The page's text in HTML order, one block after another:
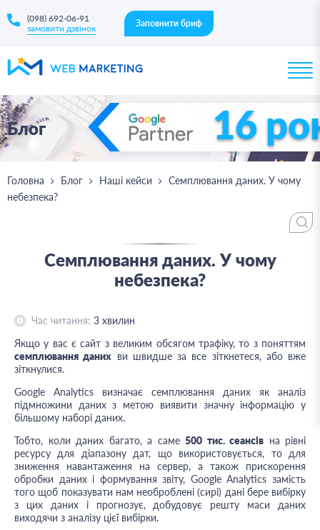
(098) 692-06-91
замовити дзвінок
Заповнити бриф
Блог 16
Головна Блог Наші кейси
Семплювання даних. У чому
небезпека?
Семплювання даних. У чому
небезпека?
Час читання: 3 хвилин
Якщо у вас є сайт з великим обсягом трафіку, то з поняттям
семплювання даних ви швидше за все зіткнетеся, або вже
зіткнулися.
Google Analytics визначає семплювання даних як аналіз
підмножини даних з метою виявити значну інформацію у
більшому наборі даних.
Тобто, коли даних багато, а саме 500 тис. сеансів на рівні
ресурсу для діапазону дат, що використовується, то для
зниження навантаження на сервер, а також прискорення
обробки даних і формування звіту, Google Analytics замість
того щоб показувати нам необроблені (сирі) дані бере вибірку
з цих даних і прогнозує, добудовує решту маси даних
виходячи з аналізу цієї вибірки.